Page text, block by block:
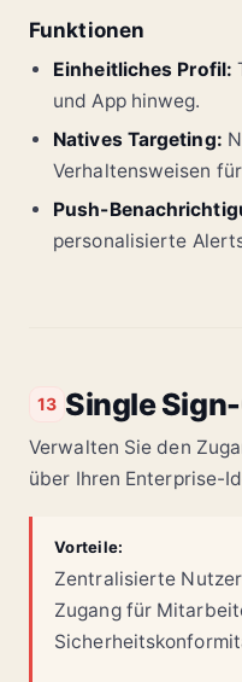
Funktionen
Einheitliches Profil:
und App hinweg.
Natives Targeting:
Verhaltensweisen
Push-
personalisierte
13 Single
Verwalten Sie den
über Ihren Enterprise-
Vorteile:
Zentralisierte
Zugang für